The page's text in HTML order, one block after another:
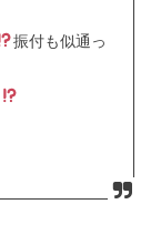
振付も似通っ